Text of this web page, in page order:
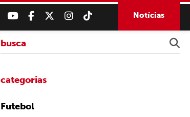
Notícias
categorias
Futebol